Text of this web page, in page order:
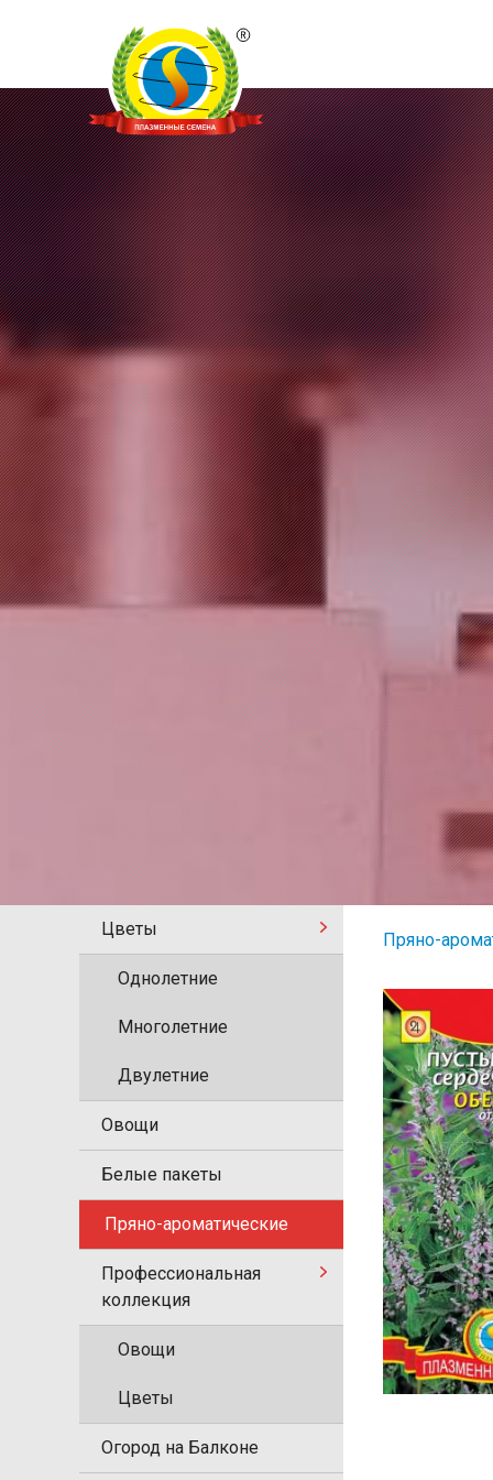
Цветы
Однолетние
Многолетние
Двулетние
Овощи
Белые пакеты
Пряно-ароматические
Профессиональная
коллекция
Овощи
Цветы
Огород на Балконе
Пряно-